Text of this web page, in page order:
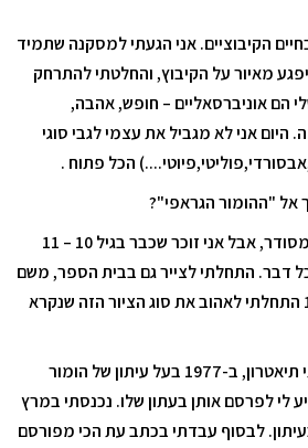
הקיבוציים. אני הגעתי למסקנה שתמיד
מאיור על הקיבוץ, והחלטתי להתרחק
הם אוניברסאליים – חופש, אהבה,
היום אני לא מגביל את עצמי לגבי סוגי
הכל פתוח .
"ההומור הגראפי"?
אני לא למדתי ציור באופן מסודר, אבל אני זוכר שכבר בגיל 10 – 11
דבר. התחלתי לצייר גם בבית הספר, משם
קיבלתי עידוד. בגיל 15- 16 התחלתי לאהוב את סוג הציור הזה שנקרא
למדתי פסיכולוגיה, למדתי תיאטרון, ב-1977 בעל עיתון של הומור
לי לפרסם אותן בעתון שלו. נכנסתי במרץ
לבסוף עבדתי בכתב עת הכי מפורסם